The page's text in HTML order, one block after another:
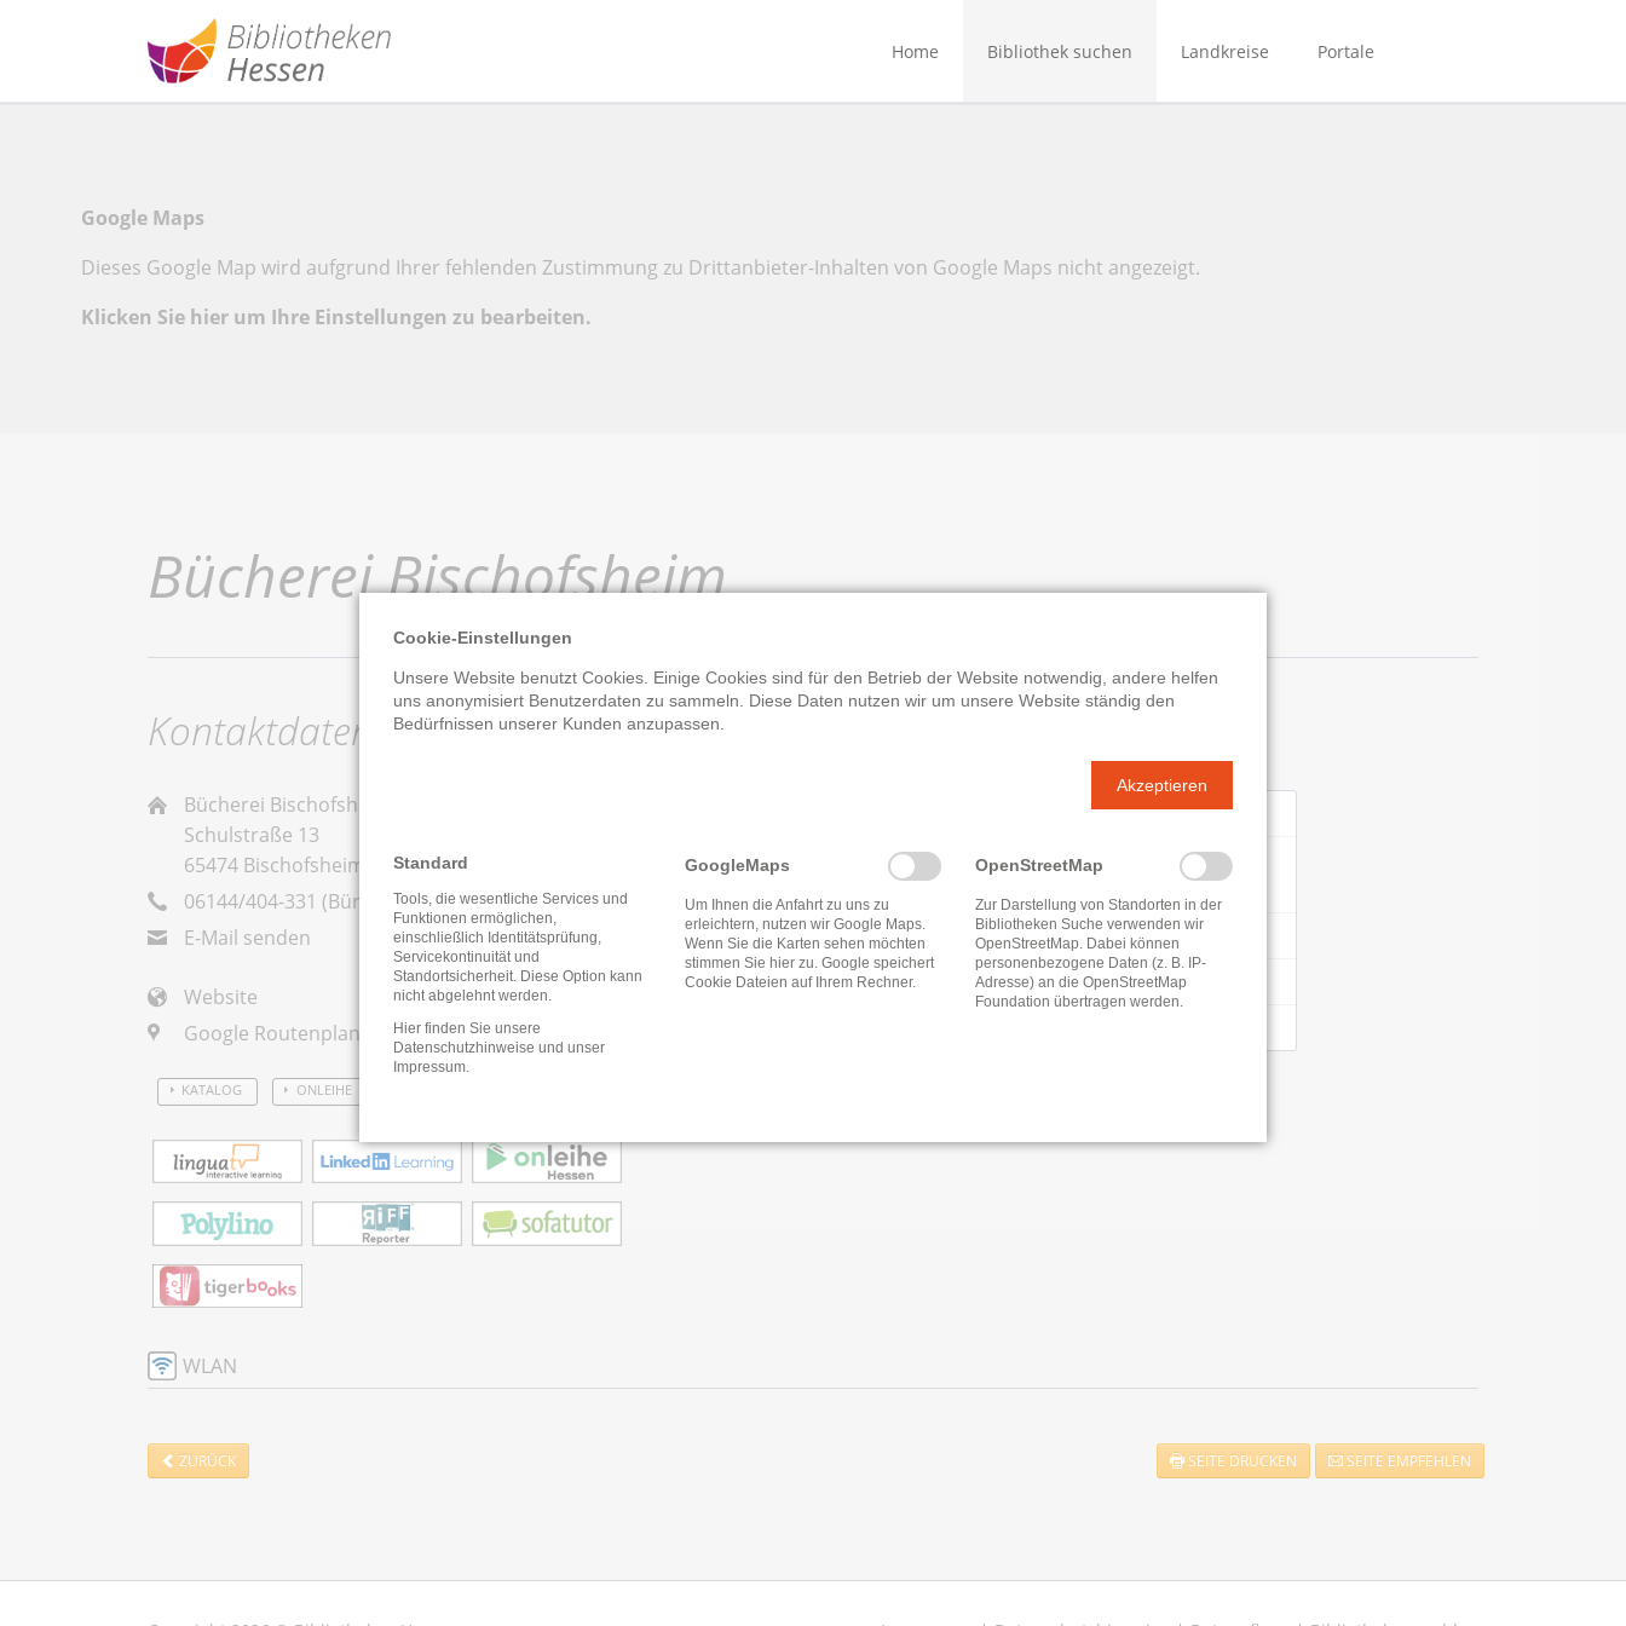
Home Bibliothek suchen Landkreise Portale
NordhessenBIB
Google Maps
Dieses Google Map wird aufgrund Ihrer fehlenden Zustimmung zu Drittanbieter-Inhalten von Google Maps nicht angezeigt.
Klicken Sie hier um Ihre Einstellungen zu bearbeiten.
Bücherei Bischofsheim
Kontaktdaten
Bücherei Bischofsheim
Schulstraße 13
65474 Bischofsheim
06144/404-331 (Büro) -333(Theke)
E-Mail senden
Website
Google Routenplaner
KATALOG ONLEIHE
WLAN
15:00 - 18:00 Uhr
Mittwoch
10:00 - 13:00 Uhr
15:00 - 18:00 Uhr
Donnerstag
15:00 - 19:00 Uhr
Freitag
15:00 - 18:00 Uhr
ZURÜCK SEITE DRUCKEN SEITE EMPFEHLEN
Cookie-Einstellungen
Unsere Website benutzt Cookies. Einige Cookies sind für den Betrieb der Website notwendig, andere helfen
uns anonymisiert Benutzerdaten zu sammeln. Diese Daten nutzen wir um unsere Website ständig den
Bedürfnissen unserer Kunden anzupassen.
Akzeptieren
Standard
Tools, die wesentliche Services und
Funktionen ermöglichen,
einschließlich Identitätsprüfung,
Servicekontinuität und
Standortsicherheit. Diese Option kann
nicht abgelehnt werden.
Hier finden Sie unsere
Datenschutzhinweise und unser
Impressum.
GoogleMaps
Um Ihnen die Anfahrt zu uns zu
erleichtern, nutzen wir Google Maps.
Wenn Sie die Karten sehen möchten
stimmen Sie hier zu. Google speichert
Cookie Dateien auf Ihrem Rechner.
OpenStreetMap
Zur Darstellung von Standorten in der
Bibliotheken Suche verwenden wir
OpenStreetMap. Dabei können
personenbezogene Daten (z. B. IP-
Adresse) an die OpenStreetMap
Foundation übertragen werden.